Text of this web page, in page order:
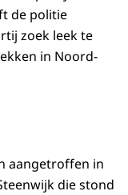
de politie
zoek leek te
in Noord-
aangetroffen in
die stond